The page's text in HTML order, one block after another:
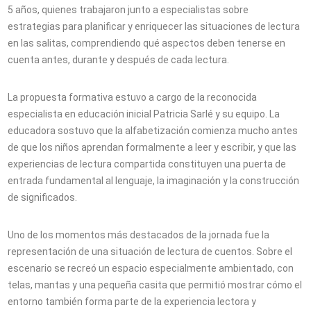
5 años, quienes trabajaron junto a especialistas sobre
estrategias para planificar y enriquecer las situaciones de lectura
en las salitas, comprendiendo qué aspectos deben tenerse en
cuenta antes, durante y después de cada lectura.
La propuesta formativa estuvo a cargo de la reconocida
especialista en educación inicial Patricia Sarlé y su equipo. La
educadora sostuvo que la alfabetización comienza mucho antes
de que los niños aprendan formalmente a leer y escribir, y que las
experiencias de lectura compartida constituyen una puerta de
entrada fundamental al lenguaje, la imaginación y la construcción
de significados.
Uno de los momentos más destacados de la jornada fue la
representación de una situación de lectura de cuentos. Sobre el
escenario se recreó un espacio especialmente ambientado, con
telas, mantas y una pequeña casita que permitió mostrar cómo el
entorno también forma parte de la experiencia lectora y